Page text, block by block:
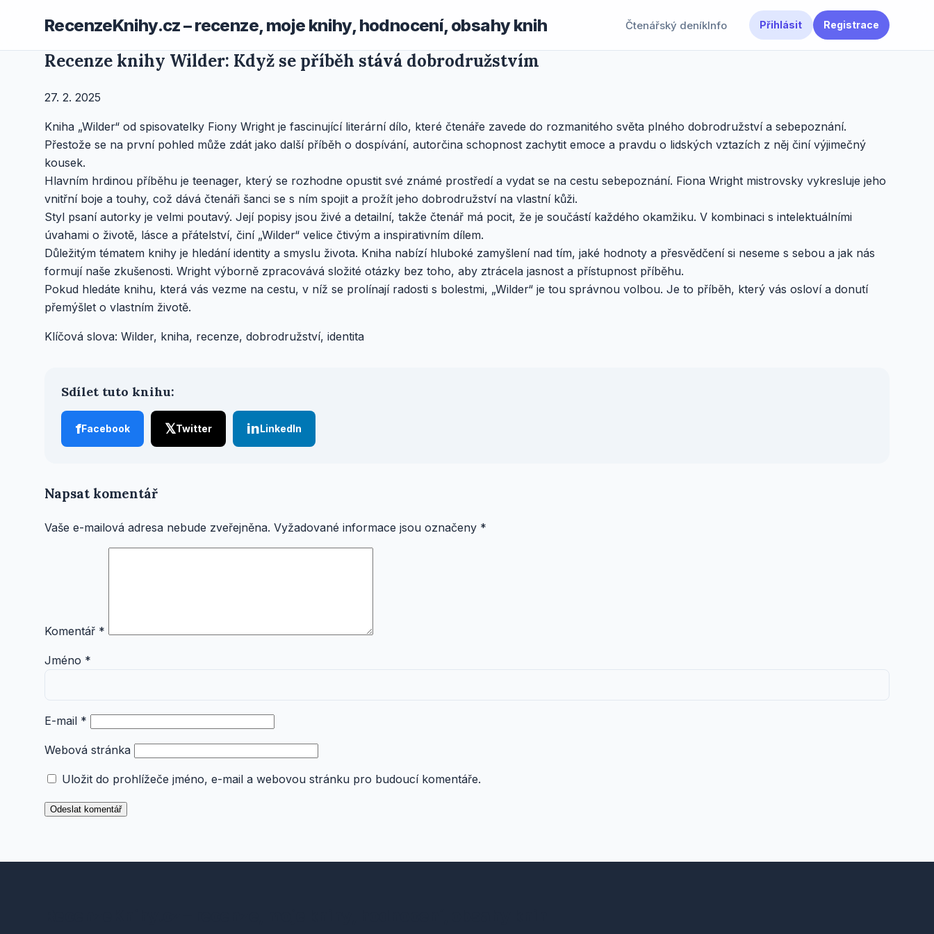
RecenzeKnihy.cz – recenze, moje knihy, hodnocení, obsahy knih Čtenářský deníkInfo Přihlásit Registrace
Recenze knihy Wilder: Když se příběh stává dobrodružstvím
27. 2. 2025
Kniha „Wilder“ od spisovatelky Fiony Wright je fascinující literární dílo, které čtenáře zavede do rozmanitého světa plného dobrodružství a sebepoznání.
Přestože se na první pohled může zdát jako další příběh o dospívání, autorčina schopnost zachytit emoce a pravdu o lidských vztazích z něj činí výjimečný
kousek.
Hlavním hrdinou příběhu je teenager, který se rozhodne opustit své známé prostředí a vydat se na cestu sebepoznání. Fiona Wright mistrovsky vykresluje jeho
vnitřní boje a touhy, což dává čtenáři šanci se s ním spojit a prožít jeho dobrodružství na vlastní kůži.
Styl psaní autorky je velmi poutavý. Její popisy jsou živé a detailní, takže čtenář má pocit, že je součástí každého okamžiku. V kombinaci s intelektuálními
úvahami o životě, lásce a přátelství, činí „Wilder“ velice čtivým a inspirativním dílem.
Důležitým tématem knihy je hledání identity a smyslu života. Kniha nabízí hluboké zamyšlení nad tím, jaké hodnoty a přesvědčení si neseme s sebou a jak nás
formují naše zkušenosti. Wright výborně zpracovává složité otázky bez toho, aby ztrácela jasnost a přístupnost příběhu.
Pokud hledáte knihu, která vás vezme na cestu, v níž se prolínají radosti s bolestmi, „Wilder“ je tou správnou volbou. Je to příběh, který vás osloví a donutí
přemýšlet o vlastním životě.
Klíčová slova: Wilder, kniha, recenze, dobrodružství, identita
Sdílet tuto knihu:
fFacebook 𝕏Twitter inLinkedIn
Napsat komentář
Vaše e-mailová adresa nebude zveřejněna. Vyžadované informace jsou označeny *
Komentář *
Jméno *
E-mail *
Webová stránka
Uložit do prohlížeče jméno, e-mail a webovou stránku pro budoucí komentáře.